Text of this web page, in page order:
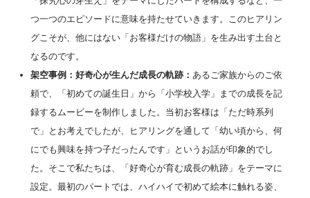
つ一つのエピソードに意味を持たせていきます。このヒアリン
グこそが、他にはない「お客様だけの物語」を生み出す土台と
なるのです。
架空事例：好奇心が生んだ成長の軌跡： あるご家族からのご依
頼で、「初めての誕生日」から「小学校入学」までの成長を記
録するムービーを制作しました。当初お客様は「ただ時系列
で」とお考えでしたが、ヒアリングを通して「幼い頃から、何
にでも興味を持つ子だったんです」というお話が印象的でし
た。そこで私たちは、「好奇心が育む成長の軌跡」をテーマに
設定。最初のパートでは、ハイハイで初めて絵本に触れる姿、